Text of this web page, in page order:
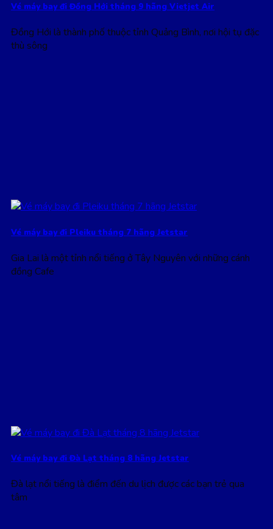
Vé máy bay đi Đồng Hới tháng 9 hãng Vietjet Air
Đồng Hới là thành phố thuộc tỉnh Quảng Bình, nơi hội tụ đặc
thù sông
Vé máy bay đi Pleiku tháng 7 hãng Jetstar
Gia Lai là một tỉnh nổi tiếng ở Tây Nguyên với những cánh
đồng Cafe
Vé máy bay đi Đà Lạt tháng 8 hãng Jetstar
Đà lạt nổi tiếng là điểm đến du lịch được các bạn trẻ qua
tâm